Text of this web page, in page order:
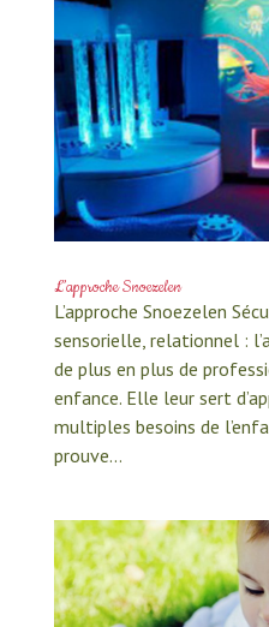
L’approche Snoezelen
L’approche Snoezelen
sensorielle, relationnel :
de plus en plus de
enfance. Elle leur sert
multiples besoins de
prouve...